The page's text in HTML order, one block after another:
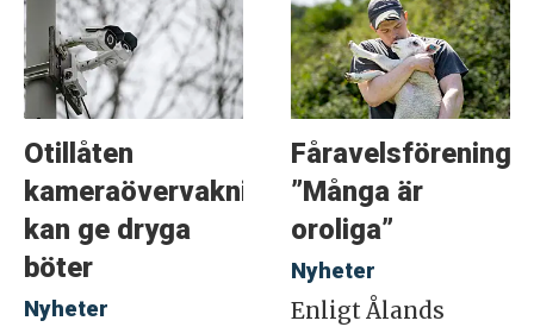
Otillåten
kameraövervakning
kan ge dryga
böter
Nyheter
”Många är
oroliga”
Nyheter
Enligt Ålands